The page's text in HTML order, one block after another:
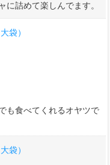
詰めて楽しんでます。
袋）
も食べてくれるオヤツで
袋）